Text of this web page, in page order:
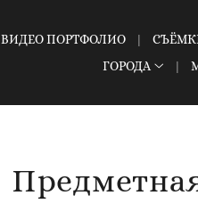
ВИДЕО ПОРТФОЛИО
ГОРОДА